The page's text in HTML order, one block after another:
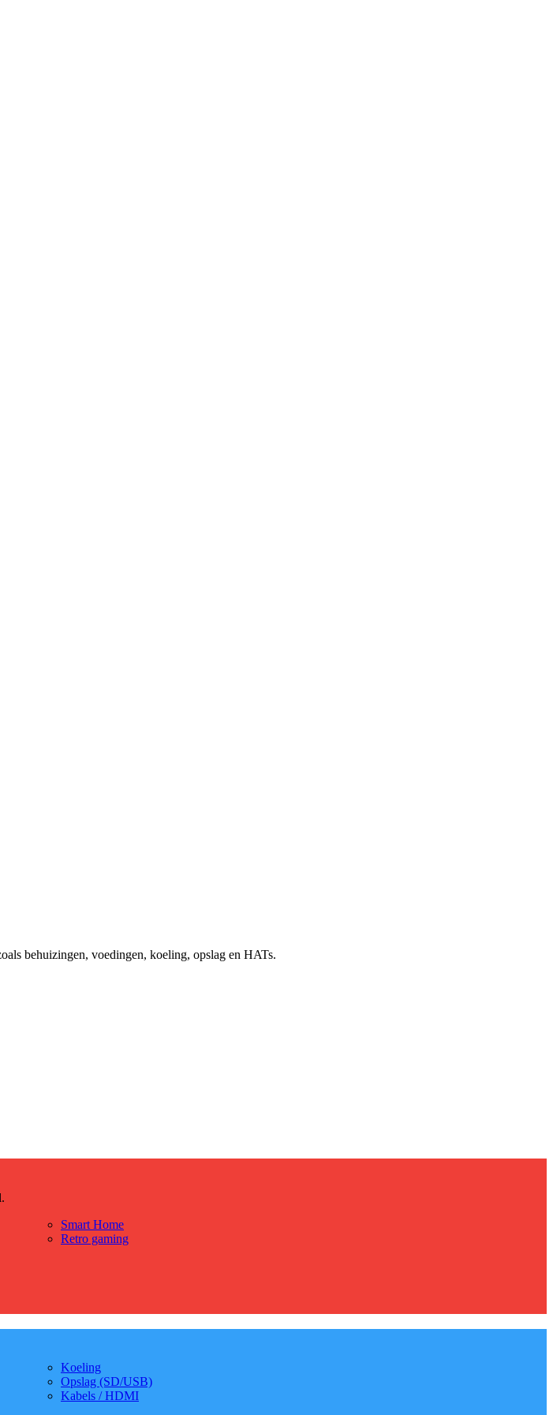
behuizingen, voedingen, koeling, opslag en HATs.
Smart Home
Retro gaming
Koeling
Opslag (SD/USB)
Kabels / HDMI